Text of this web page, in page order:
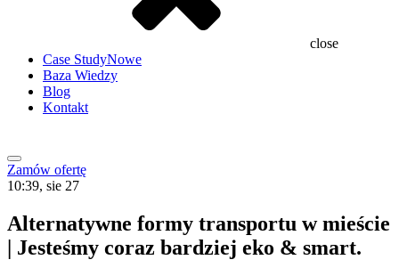
close
Case StudyNowe
Baza Wiedzy
Blog
Kontakt
Zamów ofertę
10:39, sie 27
Alternatywne formy transportu w mieście
| Jesteśmy coraz bardziej eko & smart.